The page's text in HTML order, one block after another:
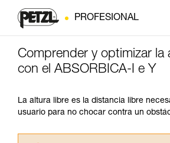
PROFESIONAL
Comprender y optimizar la
con el ABSORBICA-I e Y
La altura libre es la distancia libre
usuario para no chocar contra un